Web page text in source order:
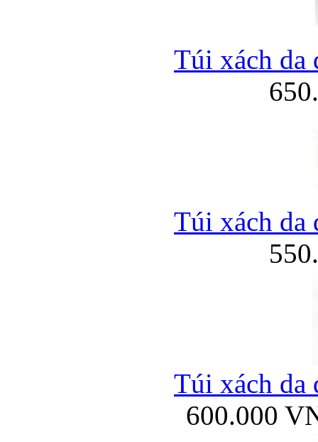
Túi xách da
Túi xách da
Túi xách da
600.000